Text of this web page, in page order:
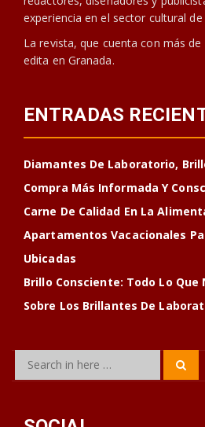
experiencia en el sector cultural de
La revista, que cuenta con más de
edita en Granada.
ENTRADAS
Diamantes De Laboratorio,
Compra Más Informada Y
Carne De Calidad En La
Apartamentos Vacacionales
Ubicadas
Brillo Consciente: Todo Lo Que
Sobre Los Brillantes De
Search